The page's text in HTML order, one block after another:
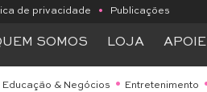
de privacidade • Publicações
SOMOS LOJA APOIE
Educação & Negócios Entretenimento